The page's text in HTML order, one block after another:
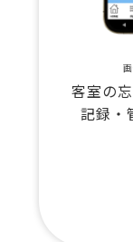
客室の
記録・